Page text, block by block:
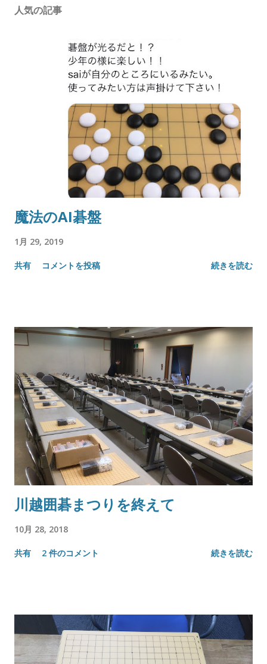
人気の記事
魔法のAI碁盤
1月 29, 2019
共有 コメントを投稿 続きを読む
川越囲碁まつりを終えて
10月 28, 2018
共有 2 件のコメント 続きを読む